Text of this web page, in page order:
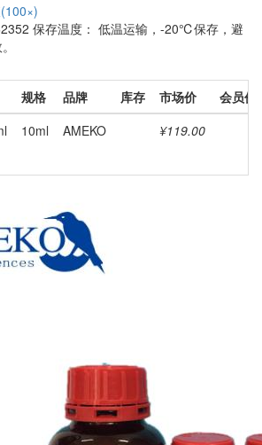
保存温度： 低温运输，-20℃保存，避
规格 品牌 库存 市场价
会员价
10ml AMEKO ¥119.00